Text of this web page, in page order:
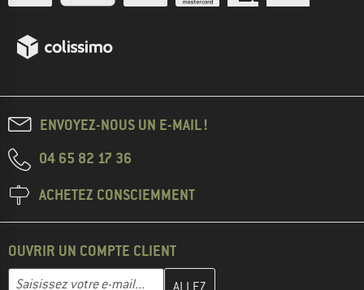
ENVOYEZ-NOUS UN E-MAIL !
04 65 82 17 36
ACHETEZ CONSCIEMMENT
OUVRIR UN COMPTE CLIENT
Saisissez votre e-mail...
Entrez votre adresse e-mail ici et créez votre compte client à la